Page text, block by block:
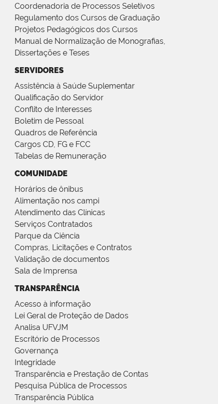
Coordenadoria de Processos Seletivos
Regulamento dos Cursos de Graduação
Projetos Pedagógicos dos Cursos
Manual de Normalização de Monografias,
Dissertações e Teses
SERVIDORES
Assistência à Saúde Suplementar
Qualificação do Servidor
Conflito de Interesses
Boletim de Pessoal
Quadros de Referência
Cargos CD, FG e FCC
Tabelas de Remuneração
COMUNIDADE
Horários de ônibus
Alimentação nos campi
Atendimento das Clínicas
Serviços Contratados
Parque da Ciência
Compras, Licitações e Contratos
Validação de documentos
Sala de Imprensa
TRANSPARÊNCIA
Acesso à informação
Lei Geral de Proteção de Dados
Analisa UFVJM
Escritório de Processos
Governança
Integridade
Transparência e Prestação de Contas
Pesquisa Pública de Processos
Transparência Pública